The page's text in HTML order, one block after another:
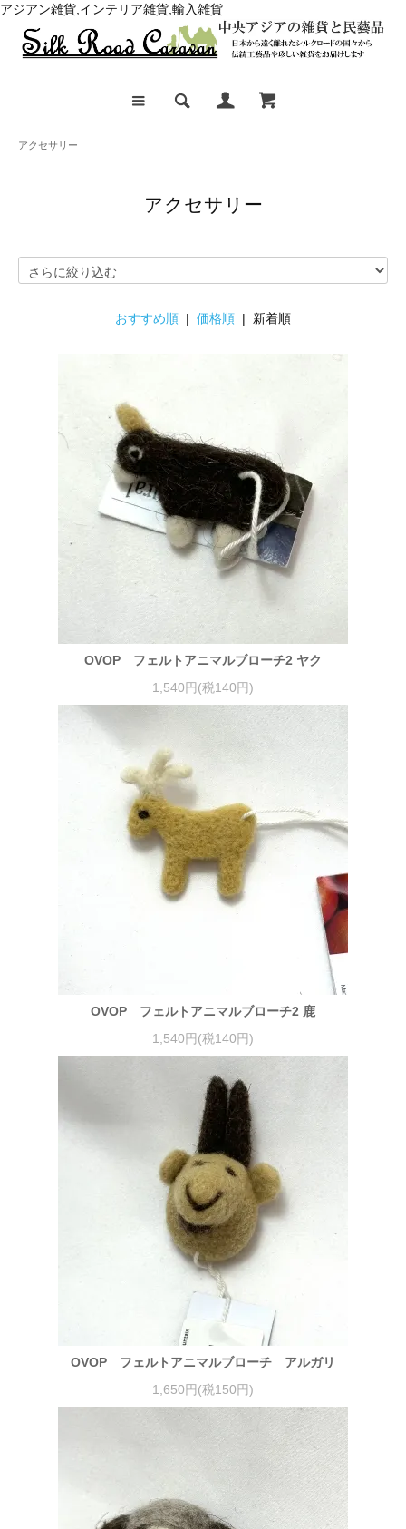
アジアン雑貨,インテリア雑貨,輸入雑貨
アクセサリー
アクセサリー
おすすめ順 | 価格順 | 新着順
OVOP フェルトアニマルブローチ2 ヤク
1,540円(税140円)
OVOP フェルトアニマルブローチ2 鹿
1,540円(税140円)
OVOP フェルトアニマルブローチ アルガリ
1,650円(税150円)